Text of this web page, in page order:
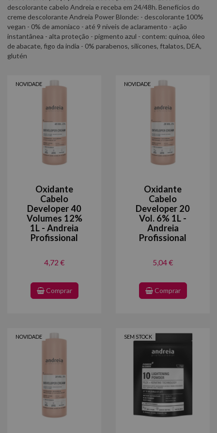
descolorante cabelo Andreia e receba em 24/48h. Benefícios do
creme descolorante Andreia Power Blonde: - descolorante 100%
vegan - 0% de amoníaco - até 9 níveis de aclaramento - ação
instantânea - alta proteção - pigmento azul - contem: quinoa, óleo
de abacate, figo da india - 0% parabenos, silicones, ftalatos, DEA,
glutén
NOVIDADE
Oxidante
Cabelo
Developer 40
Volumes 12%
1L - Andreia
Profissional
4,72 €
Comprar
NOVIDADE
Oxidante
Cabelo
Developer 20
Vol. 6% 1L -
Andreia
Profissional
5,04 €
Comprar
NOVIDADE SEM STOCK